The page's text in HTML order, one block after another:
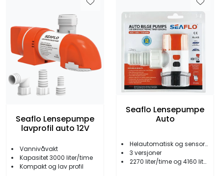
Seaflo Lensepumpe
lavprofil auto 12V
Vannivåvakt
Kapasitet 3000 liter/time
Kompakt og lav profil
Seaflo Lensepumpe
Auto
Helautomatisk og sensorstyrt
3 versjoner
2270 liter/time og 4160 liter/time